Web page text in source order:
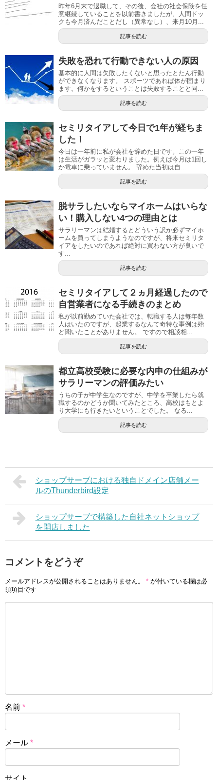
昨年6月末で退職して、その後、会社の社会保険を任
意継続していることを以前書きましたが、人間ドッ
クも今月済んだことだし（異常なし）、来月10月...
記事を読む
失敗を恐れて行動できない人の原因
基本的に人間は失敗したくないと思ったとたん行動
ができなくなります。 スポーツであれば体が固まり
ます。何かをするということは失敗することと同...
記事を読む
セミリタイアして今日で1年が経ちま
した！
今日は一年前に私が会社を辞めた日です。この一年
は生活がガラッと変わりました。例えば今月は1回し
か電車に乗っていません。 辞めた当初は自...
記事を読む
脱サラしたいならマイホームはいらな
い！購入しない4つの理由とは
サラリーマンは結婚するとどういう訳か必ずマイホ
ームを買ってしまうようなのですが、将来セミリタ
イアをしたいのであれば絶対に買わない方が良いで
す...
記事を読む
セミリタイアして２ヵ月経過したので
自営業者になる手続きのまとめ
私が以前勤めていた会社では、転職する人は毎年数
人はいたのですが、起業するなんて奇特な事例は殆
ど聞いたことがありません。 ですので相談相...
記事を読む
都立高校受験に必要な内申の仕組みが
サラリーマンの評価みたい
うちの子が中学生なのですが、中学を卒業したら就
職するのかどうか聞いてみたところ、高校はもとよ
り大学にも行きたいということでした。 なる...
記事を読む
ショップサーブにおける独自ドメイン店舗メー
ルのThunderbird設定
ショップサーブで構築した自社ネットショップ
を開店しました
コメントをどうぞ
メールアドレスが公開されることはありません。 * が付いている欄は必
須項目です
名前 *
メール *
サイト